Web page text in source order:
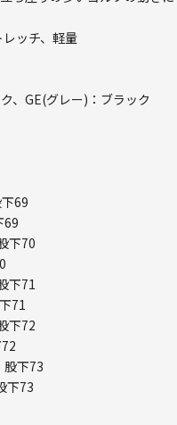
ッチ、軽量
、GE(グレー)：ブラック
69
69
下70
下71
71
下72
股下73
下73